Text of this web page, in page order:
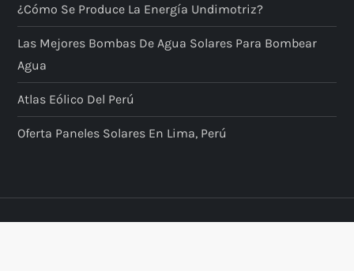
¿Cómo Se Produce La Energía Undimotriz?
Las Mejores Bombas De Agua Solares Para Bombear
Agua
Atlas Eólico Del Perú
Oferta Paneles Solares En Lima, Perú